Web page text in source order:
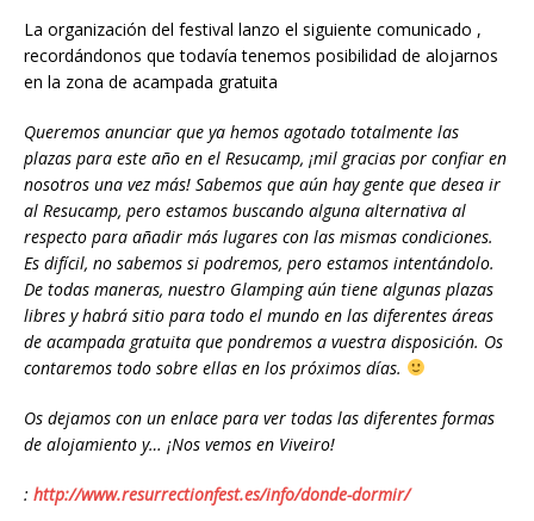
La organización del festival lanzo el siguiente comunicado ,
recordándonos que todavía tenemos posibilidad de alojarnos
en la zona de acampada gratuita
Queremos anunciar que ya hemos agotado totalmente las
plazas para este año en el Resucamp, ¡mil gracias por confiar en
nosotros una vez más! Sabemos que aún hay gente que desea ir
al Resucamp, pero estamos buscando alguna alternativa al
respecto para añadir más lugares con las mismas condiciones.
Es difícil, no sabemos si podremos, pero estamos intentándolo.
De todas maneras, nuestro Glamping aún tiene algunas plazas
libres y habrá sitio para todo el mundo en las diferentes áreas
de acampada gratuita que pondremos a vuestra disposición. Os
contaremos todo sobre ellas en los próximos días.
Os dejamos con un enlace para ver todas las diferentes formas
de alojamiento y… ¡Nos vemos en Viveiro!
: http://www.resurrectionfest.es/info/donde-dormir/